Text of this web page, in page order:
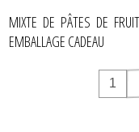
MIXTE DE PÂTES DE
EMBALLAGE CADEAU